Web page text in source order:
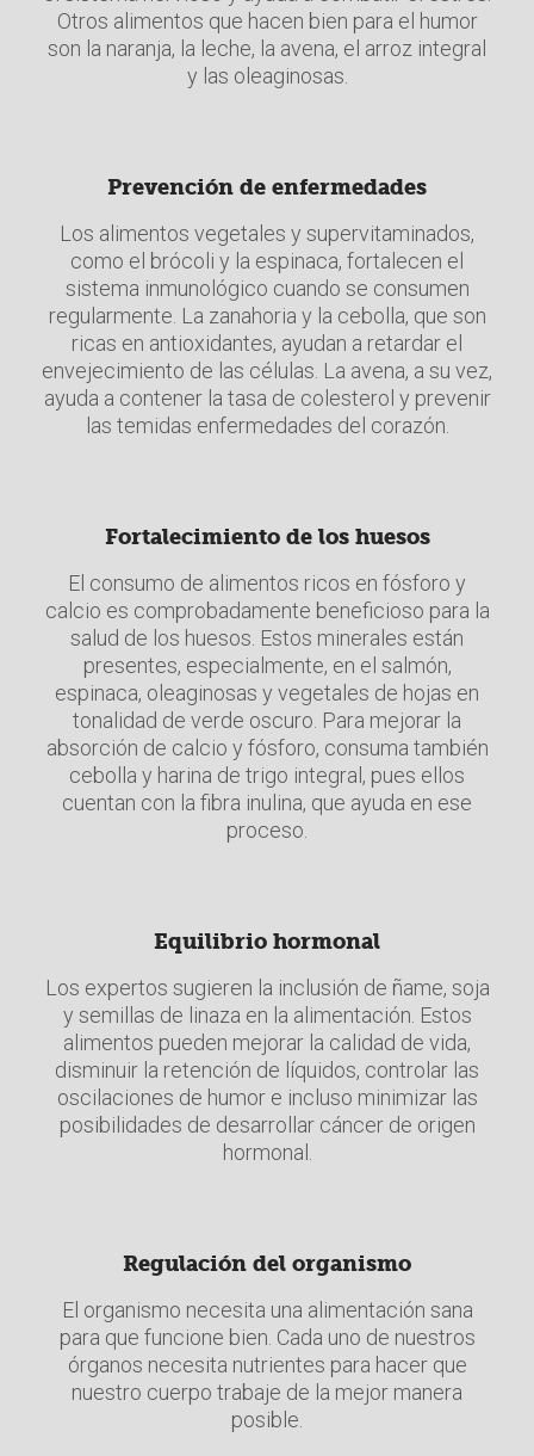
Otros alimentos que hacen bien para el humor
son la naranja, la leche, la avena, el arroz integral
y las oleaginosas.
Prevención de enfermedades
Los alimentos vegetales y supervitaminados,
como el brócoli y la espinaca, fortalecen el
sistema inmunológico cuando se consumen
regularmente. La zanahoria y la cebolla, que son
ricas en antioxidantes, ayudan a retardar el
envejecimiento de las células. La avena, a su vez,
ayuda a contener la tasa de colesterol y prevenir
las temidas enfermedades del corazón.
Fortalecimiento de los huesos
El consumo de alimentos ricos en fósforo y
calcio es comprobadamente beneficioso para la
salud de los huesos. Estos minerales están
presentes, especialmente, en el salmón,
espinaca, oleaginosas y vegetales de hojas en
tonalidad de verde oscuro. Para mejorar la
absorción de calcio y fósforo, consuma también
cebolla y harina de trigo integral, pues ellos
cuentan con la fibra inulina, que ayuda en ese
proceso.
Equilibrio hormonal
Los expertos sugieren la inclusión de ñame, soja
y semillas de linaza en la alimentación. Estos
alimentos pueden mejorar la calidad de vida,
disminuir la retención de líquidos, controlar las
oscilaciones de humor e incluso minimizar las
posibilidades de desarrollar cáncer de origen
hormonal.
Regulación del organismo
El organismo necesita una alimentación sana
para que funcione bien. Cada uno de nuestros
órganos necesita nutrientes para hacer que
nuestro cuerpo trabaje de la mejor manera
posible.